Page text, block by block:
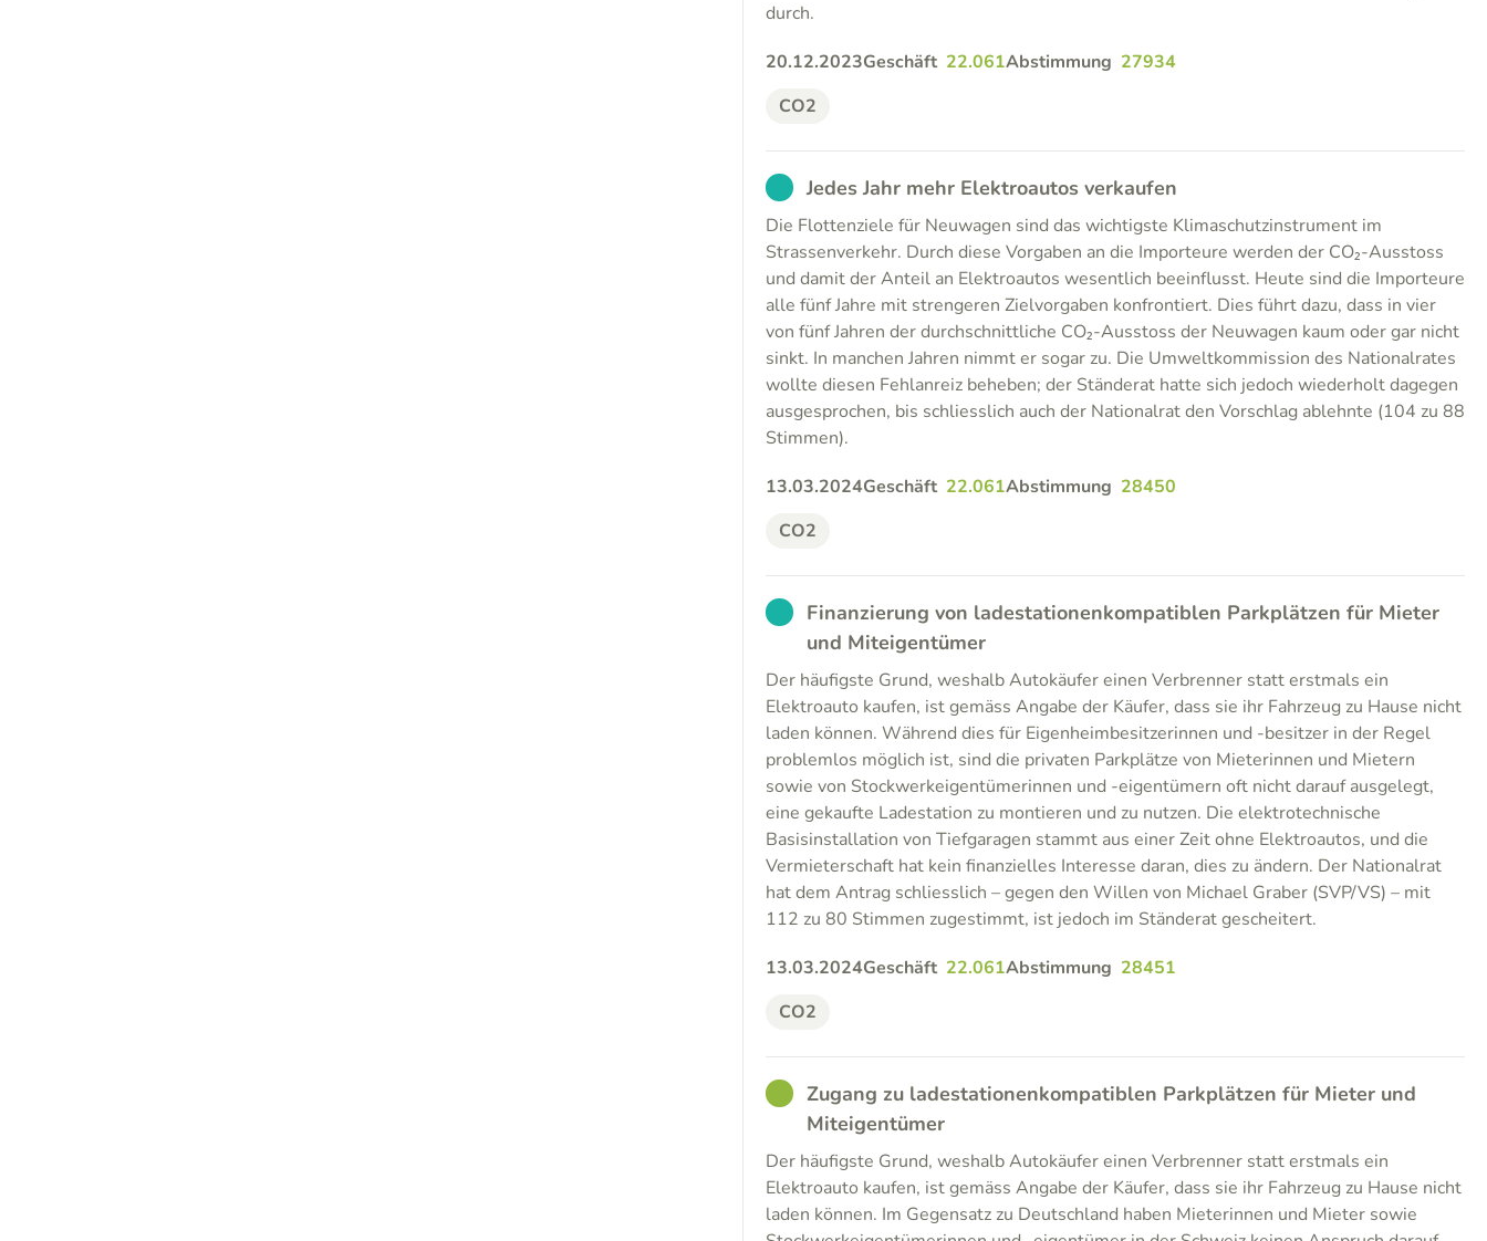
durch.
20.12.2023Geschäft 22.061Abstimmung 27934
CO2
EXCUSED
Jedes Jahr mehr Elektroautos verkaufen
Die Flottenziele für Neuwagen sind das wichtigste Klimaschutzinstrument im
Strassenverkehr. Durch diese Vorgaben an die Importeure werden der CO₂-Ausstoss
und damit der Anteil an Elektroautos wesentlich beeinflusst. Heute sind die Importeure
alle fünf Jahre mit strengeren Zielvorgaben konfrontiert. Dies führt dazu, dass in vier
von fünf Jahren der durchschnittliche CO₂-Ausstoss der Neuwagen kaum oder gar nicht
sinkt. In manchen Jahren nimmt er sogar zu. Die Umweltkommission des Nationalrates
wollte diesen Fehlanreiz beheben; der Ständerat hatte sich jedoch wiederholt dagegen
ausgesprochen, bis schliesslich auch der Nationalrat den Vorschlag ablehnte (104 zu 88
Stimmen).
13.03.2024Geschäft 22.061Abstimmung 28450
CO2
EXCUSED
Finanzierung von ladestationenkompatiblen Parkplätzen für Mieter
und Miteigentümer
Der häufigste Grund, weshalb Autokäufer einen Verbrenner statt erstmals ein
Elektroauto kaufen, ist gemäss Angabe der Käufer, dass sie ihr Fahrzeug zu Hause nicht
laden können. Während dies für Eigenheimbesitzerinnen und -besitzer in der Regel
problemlos möglich ist, sind die privaten Parkplätze von Mieterinnen und Mietern
sowie von Stockwerkeigentümerinnen und -eigentümern oft nicht darauf ausgelegt,
eine gekaufte Ladestation zu montieren und zu nutzen. Die elektrotechnische
Basisinstallation von Tiefgaragen stammt aus einer Zeit ohne Elektroautos, und die
Vermieterschaft hat kein finanzielles Interesse daran, dies zu ändern. Der Nationalrat
hat dem Antrag schliesslich – gegen den Willen von Michael Graber (SVP/VS) – mit
112 zu 80 Stimmen zugestimmt, ist jedoch im Ständerat gescheitert.
13.03.2024Geschäft 22.061Abstimmung 28451
CO2
GOODZugang zu ladestationenkompatiblen Parkplätzen für Mieter und
Miteigentümer
Der häufigste Grund, weshalb Autokäufer einen Verbrenner statt erstmals ein
Elektroauto kaufen, ist gemäss Angabe der Käufer, dass sie ihr Fahrzeug zu Hause nicht
laden können. Im Gegensatz zu Deutschland haben Mieterinnen und Mieter sowie